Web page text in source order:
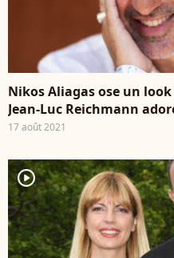
Nikos Aliagas ose un
Jean-Luc Reichmann
17 août 2021
player2